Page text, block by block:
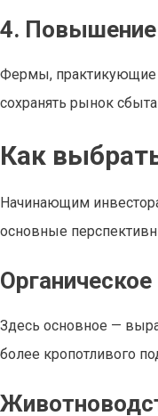
4. Повышение
Фермы, практикующие
сохранять рынок
Как
Начинающим
основные
Здесь основное —
более кропотливого